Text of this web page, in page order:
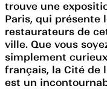
trouve une
Paris, qui présente
restaurateurs de
ville. Que vous
simplement
français, la Cité de
est un